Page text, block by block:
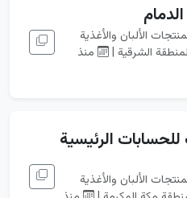
الألبان والأغذية
الشرقية |
منذ
الرئيسية
الألبان والأغذية